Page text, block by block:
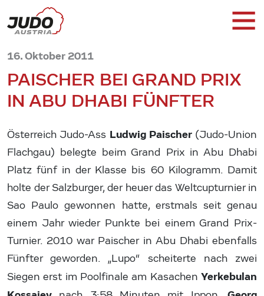
16. Oktober 2011
PAISCHER BEI GRAND PRIX
IN ABU DHABI FÜNFTER
Österreich Judo-Ass Ludwig Paischer (Judo-Union
Flachgau) belegte beim Grand Prix in Abu Dhabi
Platz fünf in der Klasse bis 60 Kilogramm. Damit
holte der Salzburger, der heuer das Weltcupturnier in
Sao Paulo gewonnen hatte, erstmals seit genau
einem Jahr wieder Punkte bei einem Grand Prix-
Turnier. 2010 war Paischer in Abu Dhabi ebenfalls
Fünfter geworden. „Lupo“ scheiterte nach zwei
Siegen erst im Poolfinale am Kasachen Yerkebulan